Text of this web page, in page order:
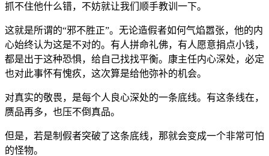
抓不住他什么错，不妨就让我们顺手教训一下。
这就是所谓的“邪不胜正”。无论造假者如何气焰嚣张，他的内
心始终认为这是不对的。有人拼命礼佛，有人愿意捐点小钱，
都是出于这种恐惧，给自己找找平衡。康主任内心深处，必定
也对此事怀有愧疚，这次算是给他弥补的机会。
对真实的敬畏，是每个人良心深处的一条底线。有这条线在，
赝品再多，也压不倒真品。
但是，若是制假者突破了这条底线，那就会变成一个非常可怕
的怪物。